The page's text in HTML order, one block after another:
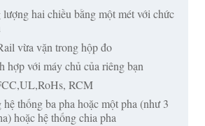
hai chiều bằng một mét với chức
vừa vặn trong hộp đo
hợp với máy chủ của riêng bạn
RCM
thống ba pha hoặc một pha (như 3
hoặc hệ thống chia pha